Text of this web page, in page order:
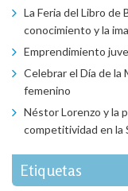
La Feria del Libro de
conocimiento y la
Emprendimiento
Celebrar el Día de la
femenino
Néstor Lorenzo y la
competitividad en la
Etiquetas